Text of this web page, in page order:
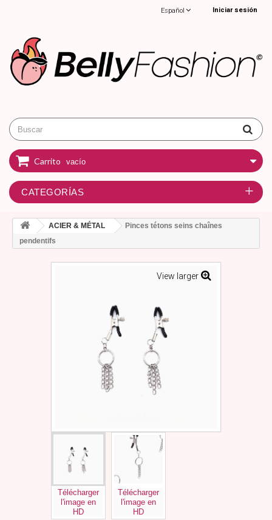
Iniciar sesión
Español
Carrito vacío
CATEGORÍAS
ACIER & MÉTAL
Pinces tétons seins chaînes
pendentifs
View larger
Télécharger
l'image en
HD
Télécharger
l'image en
HD